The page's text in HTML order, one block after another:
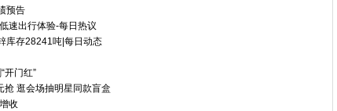
预告
速出行体验-每日热议
库存28241吨|每日动态
开门红”
逛会场抽明星同款盲盒
收